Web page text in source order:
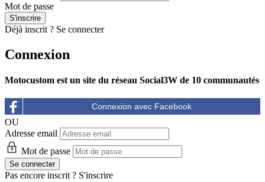
Mot de passe
Déjà inscrit ? Se connecter
Connexion
Motocustom est un site du réseau Social3W de 10 communautés
OU
Adresse email
Mot de passe
Pas encore inscrit ? S'inscrire